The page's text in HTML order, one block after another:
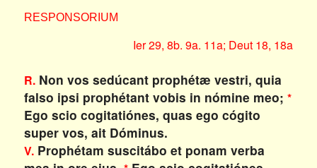
RESPONSORIUM
Ier 29, 8b. 9a. 11a; Deut 18, 18a
R.Non vos sedúcant prophétæ vestri, quia
falso ipsi prophétant vobis in nómine meo; *
Ego scio cogitatiónes, quas ego cógito
super vos, ait Dóminus.
V.Prophétam suscitábo et ponam verba